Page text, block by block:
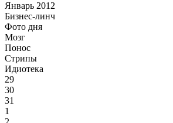
Январь 2012
Бизнес-линч
Фото дня
Мозг
Понос
Стрипы
Идиотека
29
30
31
1